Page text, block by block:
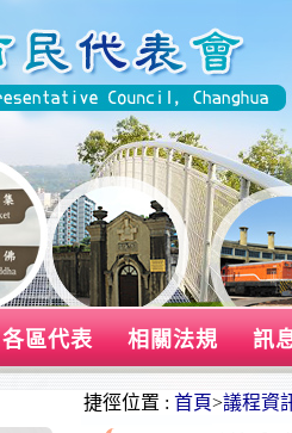
各區代表 相關法規 訊
捷徑位置 : 首頁>議程資